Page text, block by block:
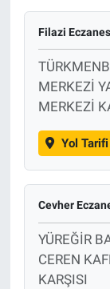
Filazi
MERKEZİ
MERKEZİ
Yol
Cevher
YÜREĞİR
CEREN
KARŞISI